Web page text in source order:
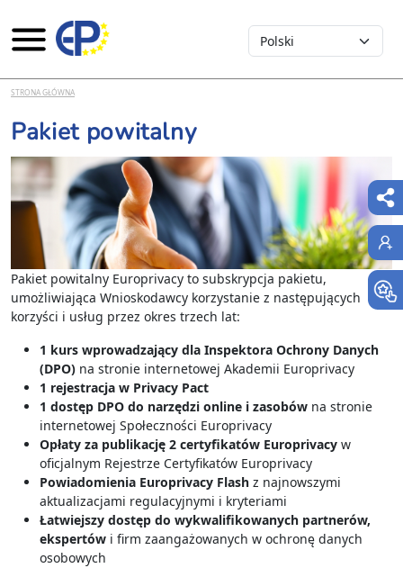
Przejdź do treści
Select your language
STRONA GŁÓWNA
Pakiet powitalny
Pakiet powitalny Europrivacy to subskrypcja pakietu,
umożliwiająca Wnioskodawcy korzystanie z następujących
korzyści i usług przez okres trzech lat:
1 kurs wprowadzający dla Inspektora Ochrony Danych
(DPO) na stronie internetowej Akademii Europrivacy
1 rejestracja w Privacy Pact
1 dostęp DPO do narzędzi online i zasobów na stronie
internetowej Społeczności Europrivacy
Opłaty za publikację 2 certyfikatów Europrivacy w
oficjalnym Rejestrze Certyfikatów Europrivacy
Powiadomienia Europrivacy Flash z najnowszymi
aktualizacjami regulacyjnymi i kryteriami
Łatwiejszy dostęp do wykwalifikowanych partnerów,
ekspertów i firm zaangażowanych w ochronę danych
osobowych